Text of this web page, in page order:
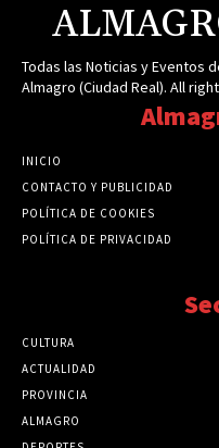
Todas las Noticias y Eventos
Almagro (Ciudad Real). All
INICIO
CONTACTO Y PUBLICIDAD
POLÍTICA DE COOKIES
POLÍTICA DE PRIVACIDAD
CULTURA
ACTUALIDAD
PROVINCIA
ALMAGRO